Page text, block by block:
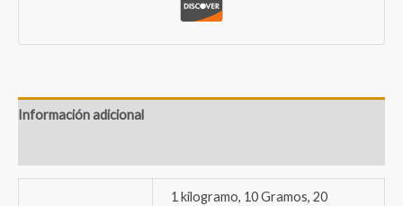
Información adicional
1 kilogramo, 10 Gramos, 20